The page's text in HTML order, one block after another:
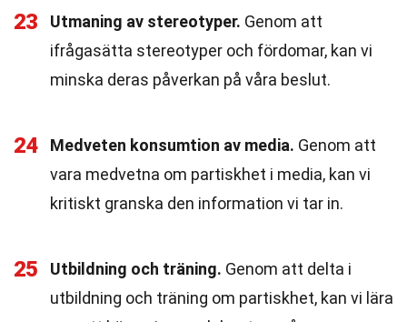
23 Utmaning av stereotyper. Genom att
ifrågasätta stereotyper och fördomar, kan vi
minska deras påverkan på våra beslut.
24 Medveten konsumtion av media. Genom att
vara medvetna om partiskhet i media, kan vi
kritiskt granska den information vi tar in.
25 Utbildning och träning. Genom att delta i
utbildning och träning om partiskhet, kan vi lära